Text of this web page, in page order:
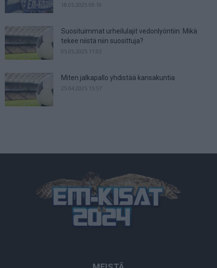
18.05.2025 09:10
Suosituimmat urheilulajit vedonlyöntiin: Mikä
tekee niistä niin suosittuja?
05.05.2025 11:03
Miten jalkapallo yhdistää kansakuntia
25.04.2025 15:57